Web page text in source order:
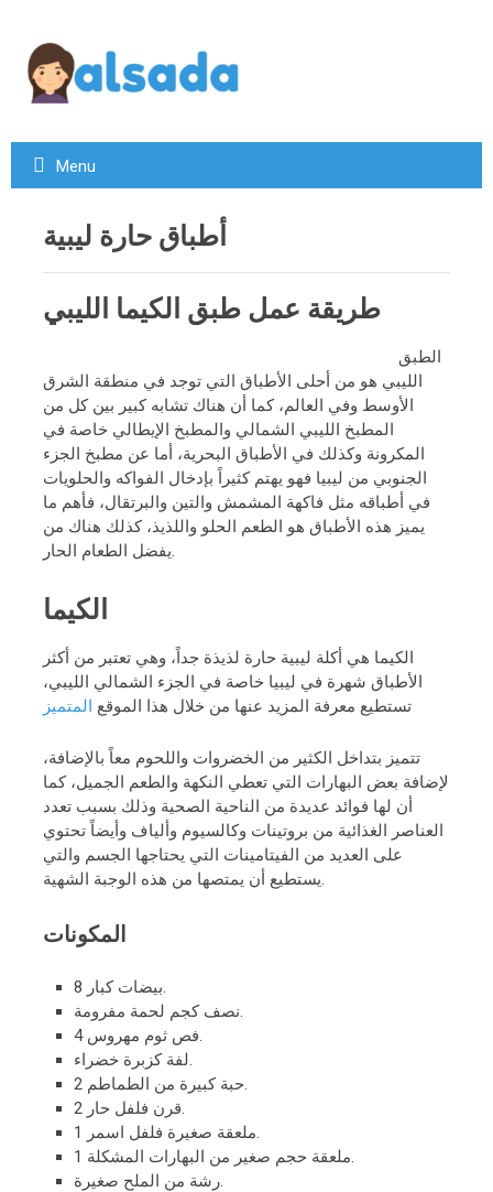
Menu
أطباق حارة ليبية
طريقة عمل طبق الكيما الليبي
الطبق
الليبي هو من أحلى الأطباق التي توجد في منطقة الشرق
الأوسط وفي العالم، كما أن هناك تشابه كبير بين كل من
المطبخ الليبي الشمالي والمطبخ الإيطالي خاصة في
المكرونة وكذلك في الأطباق البحرية، أما عن مطبخ الجزء
الجنوبي من ليبيا فهو يهتم كثيراً بإدخال الفواكه والحلويات
في أطباقه مثل فاكهة المشمش والتين والبرتقال، فأهم ما
يميز هذه الأطباق هو الطعم الحلو واللذيذ، كذلك هناك من
يفضل الطعام الحار.
الكيما
الكيما هي أكلة ليبية حارة لذيذة جداً، وهي تعتبر من أكثر
الأطباق شهرة في ليبيا خاصة في الجزء الشمالي الليبي،
تستطيع معرفة المزيد عنها من خلال هذا الموقع المتميز
،تتميز بتداخل الكثير من الخضروات واللحوم معاً بالإضافة
لإضافة بعض البهارات التي تعطي النكهة والطعم الجميل، كما
أن لها فوائد عديدة من الناحية الصحية وذلك بسبب تعدد
العناصر الغذائية من بروتينات وكالسيوم وألياف وأيضاً تحتوي
على العديد من الفيتامينات التي يحتاجها الجسم والتي
يستطيع أن يمتصها من هذه الوجبة الشهية.
المكونات
8 بيضات كبار.
نصف كجم لحمة مفرومة.
4 فص ثوم مهروس.
لفة كزبرة خضراء.
2 حبة كبيرة من الطماطم.
2 قرن فلفل حار.
1 ملعقة صغيرة فلفل اسمر.
1 ملعقة حجم صغير من البهارات المشكلة.
رشة من الملح صغيرة.